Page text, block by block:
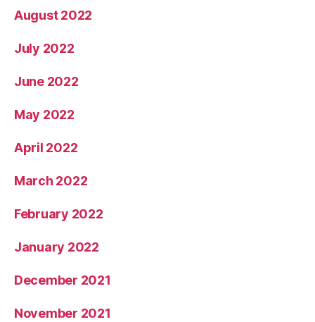
August 2022
July 2022
June 2022
May 2022
April 2022
March 2022
February 2022
January 2022
December 2021
November 2021